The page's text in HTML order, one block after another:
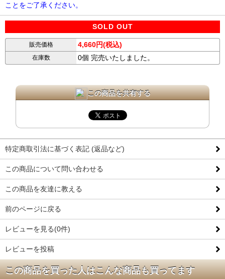
ことをご了承ください。
SOLD OUT
販売価格 4,660円(税込)
在庫数 0個 完売いたしました。
この商品を共有する
特定商取引法に基づく表記 (返品など)
この商品について問い合わせる
この商品を友達に教える
前のページに戻る
レビューを見る(0件)
レビューを投稿
この商品を買った人はこんな商品も買ってます